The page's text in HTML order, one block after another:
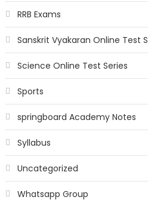
RRB Exams
Sanskrit Vyakaran Online Test
Science Online Test Series
Sports
springboard Academy Notes
Syllabus
Uncategorized
Whatsapp Group